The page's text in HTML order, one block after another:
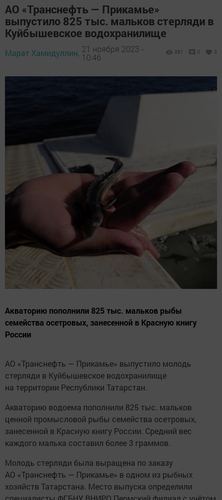
АО «Транснефть — Прикамье»
выпустило 825 тыс. мальков стерляди в
Куйбышевское водохранилище
Марат Хамидуллин, 21 ноября 2023 -
10:46
381 0 0
Акваторию пополнили 825 тыс. мальков рыбы
семейства осетровых, занесенной в Красную книгу
России
АО «Транснефть — Прикамье» выпустило молодь
стерляди в Куйбышевское водохранилище
на территории Республики Татарстан.
Акваторию водоема пополнили 825 тыс. мальков
ценной промысловой рыбы семейства осетровых,
занесенной в Красную книгу России. Средний вес
каждого малька составил более 3 граммов.
Молодь стерляди была выращена по заказу
АО «Транснефть — Прикамье» в одном из рыбных
хозяйств Татарстана. Место выпуска определили